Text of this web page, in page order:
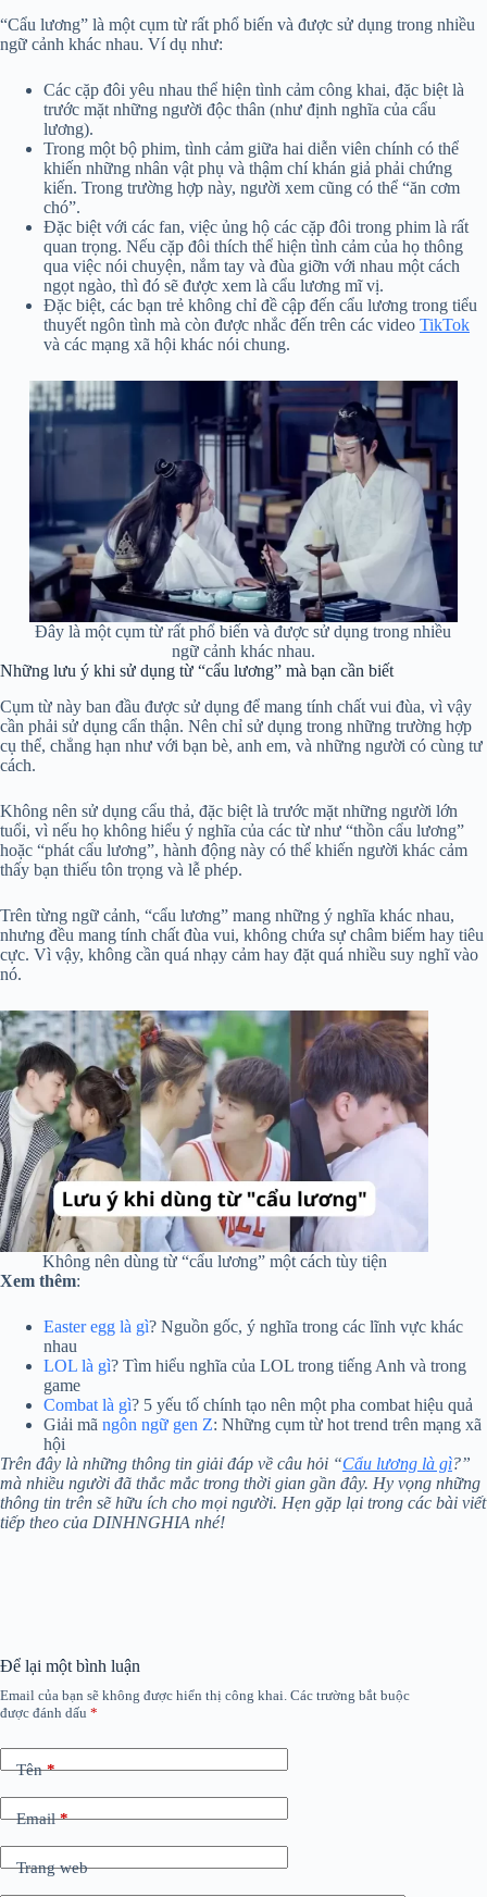
“Cẩu lương” là một cụm từ rất phổ biến và được sử dụng trong nhiều
ngữ cảnh khác nhau. Ví dụ như:
Các cặp đôi yêu nhau thể hiện tình cảm công khai, đặc biệt là
trước mặt những người độc thân (như định nghĩa của cẩu
lương).
Trong một bộ phim, tình cảm giữa hai diễn viên chính có thể
khiến những nhân vật phụ và thậm chí khán giả phải chứng
kiến. Trong trường hợp này, người xem cũng có thể “ăn cơm
chó”.
Đặc biệt với các fan, việc ủng hộ các cặp đôi trong phim là rất
quan trọng. Nếu cặp đôi thích thể hiện tình cảm của họ thông
qua việc nói chuyện, nắm tay và đùa giỡn với nhau một cách
ngọt ngào, thì đó sẽ được xem là cẩu lương mĩ vị.
Đặc biệt, các bạn trẻ không chỉ đề cập đến cẩu lương trong tiểu
thuyết ngôn tình mà còn được nhắc đến trên các video TikTok
và các mạng xã hội khác nói chung.
Đây là một cụm từ rất phổ biến và được sử dụng trong nhiều
ngữ cảnh khác nhau.
Những lưu ý khi sử dụng từ “cẩu lương” mà bạn cần biết
Cụm từ này ban đầu được sử dụng để mang tính chất vui đùa, vì vậy
cần phải sử dụng cẩn thận. Nên chỉ sử dụng trong những trường hợp
cụ thể, chẳng hạn như với bạn bè, anh em, và những người có cùng tư
cách.
Không nên sử dụng cẩu thả, đặc biệt là trước mặt những người lớn
tuổi, vì nếu họ không hiểu ý nghĩa của các từ như “thồn cẩu lương”
hoặc “phát cẩu lương”, hành động này có thể khiến người khác cảm
thấy bạn thiếu tôn trọng và lễ phép.
Trên từng ngữ cảnh, “cẩu lương” mang những ý nghĩa khác nhau,
nhưng đều mang tính chất đùa vui, không chứa sự châm biếm hay tiêu
cực. Vì vậy, không cần quá nhạy cảm hay đặt quá nhiều suy nghĩ vào
nó.
Không nên dùng từ “cẩu lương” một cách tùy tiện
Xem thêm:
Easter egg là gì? Nguồn gốc, ý nghĩa trong các lĩnh vực khác
nhau
LOL là gì? Tìm hiểu nghĩa của LOL trong tiếng Anh và trong
game
Combat là gì? 5 yếu tố chính tạo nên một pha combat hiệu quả
Giải mã ngôn ngữ gen Z: Những cụm từ hot trend trên mạng xã
hội
Trên đây là những thông tin giải đáp về câu hỏi “Cẩu lương là gì?”
mà nhiều người đã thắc mắc trong thời gian gần đây. Hy vọng những
thông tin trên sẽ hữu ích cho mọi người. Hẹn gặp lại trong các bài viết
tiếp theo của DINHNGHIA nhé!
Để lại một bình luận
Email của bạn sẽ không được hiển thị công khai. Các trường bắt buộc
được đánh dấu *
Tên*
Email*
Trang web